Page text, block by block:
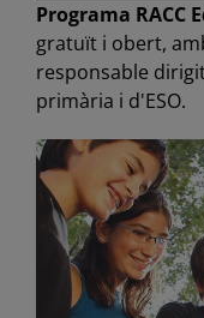
Programa RACC
gratuït i obert,
responsable
primària i d'ESO.